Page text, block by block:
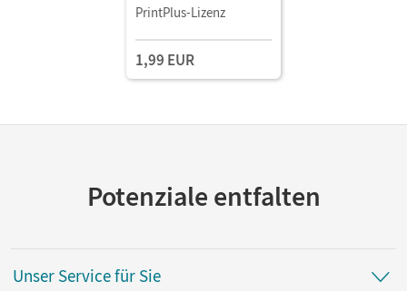
PrintPlus-Lizenz
1,99 EUR
Potenziale entfalten
Unser Service für Sie